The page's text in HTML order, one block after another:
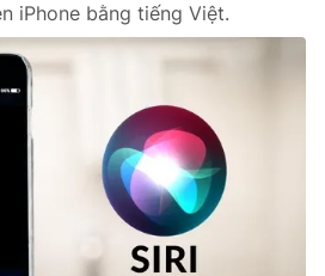
lai
iPhone bằng tiếng Việt.